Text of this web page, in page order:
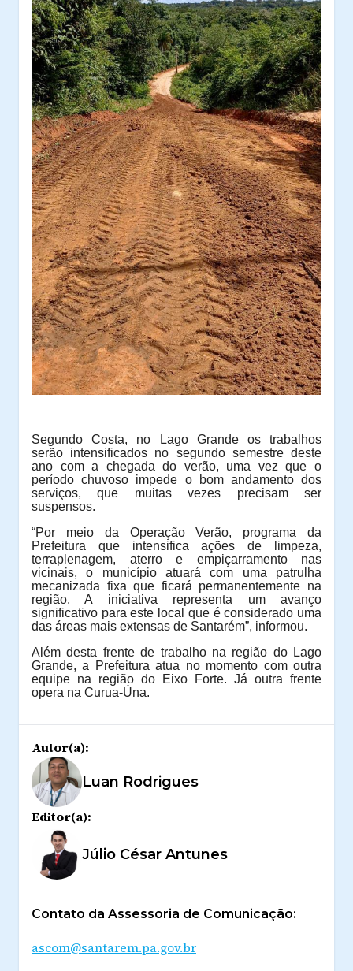
Segundo Costa, no Lago Grande os trabalhos
serão intensificados no segundo semestre deste
ano com a chegada do verão, uma vez que o
período chuvoso impede o bom andamento dos
serviços, que muitas vezes precisam ser
suspensos.
“Por meio da Operação Verão, programa da
Prefeitura que intensifica ações de limpeza,
terraplenagem, aterro e empiçarramento nas
vicinais, o município atuará com uma patrulha
mecanizada fixa que ficará permanentemente na
região. A iniciativa representa um avanço
significativo para este local que é considerado uma
das áreas mais extensas de Santarém”, informou.
Além desta frente de trabalho na região do Lago
Grande, a Prefeitura atua no momento com outra
equipe na região do Eixo Forte. Já outra frente
opera na Curua-Úna.
Autor(a):
Luan Rodrigues
Editor(a):
Júlio César Antunes
Contato da Assessoria de Comunicação:
ascom@santarem.pa.gov.br